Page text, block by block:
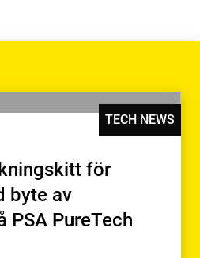
TECH NEWS
för
byte av
PSA PureTech